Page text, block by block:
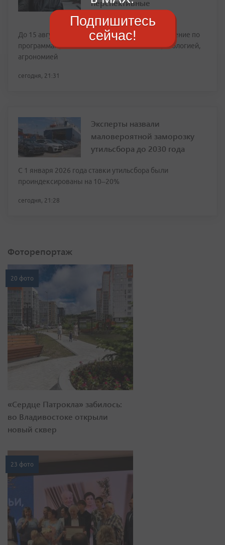
перспективные
До 15 августа можно подать документы на обучение по
программам, связанным с беспилотниками, экологией,
агрономией
сегодня, 21:31
Эксперты назвали
маловероятной заморозку
утильсбора до 2030 года
С 1 января 2026 года ставки утильсбора были
проиндексированы на 10–20%
сегодня, 21:28
Фоторепортаж
20 фото
«Сердце Патрокла» забилось:
во Владивостоке открыли
новый сквер
23 фото
Подпишитесь
сейчас!